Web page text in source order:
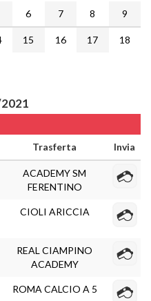
6 7 8 9
15 16 17
18
Trasferta Invia
ACADEMY SM
FERENTINO
CIOLI ARICCIA
REAL CIAMPINO
ACADEMY
ROMA CALCIO A 5